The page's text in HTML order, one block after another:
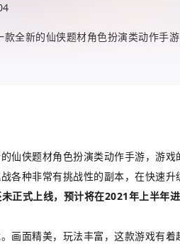
全新的仙侠题材角色扮演类动作手
的仙侠题材角色扮演类动作手游，游
各种非常有挑战性的副本，在快速
正式上线，预计将在2021年上半年
画面精美，玩法丰富，这款游戏有